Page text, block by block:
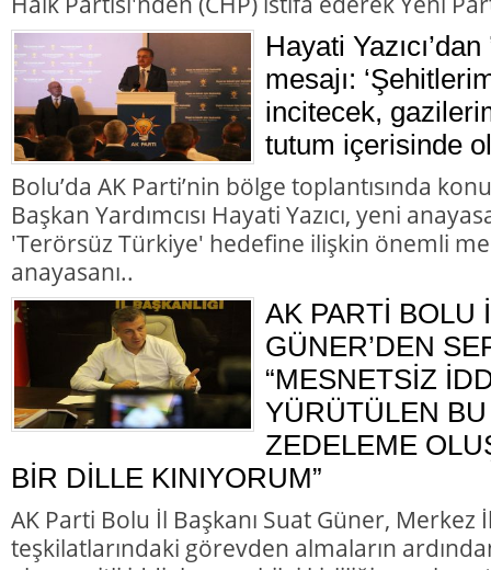
Hayati
mesajı:
incitecek,
tutum içerisinde
Bolu’da AK Parti’nin bölge toplantısında
Başkan Yardımcısı Hayati Yazıcı, yeni
'Terörsüz Türkiye' hedefine ilişkin önemli
anayasanı..
AK PARTİ BOLU
GÜNER’DEN
“MESNETSİZ
YÜRÜTÜLEN
ZEDELEME
BİR DİLLE KINIYORUM”
AK Parti Bolu İl Başkanı Suat Güner,
teşkilatlarındaki görevden almaların